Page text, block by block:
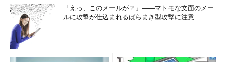
「えっ、このメールが？」――マトモな文面のメー
ルに攻撃が仕込まれるばらまき型攻撃に注意